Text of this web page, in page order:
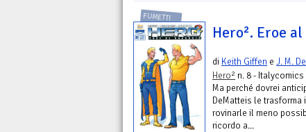
FUMETTI
Hero². Eroe
di Keith Giffen e J. M.
Hero² n. 8 - Italycomics
Ma perché dovrei
DeMatteis le
rovinarle il meno
ricordo a...